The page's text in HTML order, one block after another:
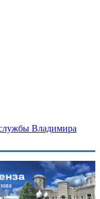
Владимира